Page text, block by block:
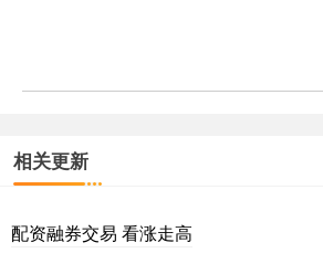
相关更新
配资融券交易 看涨走高